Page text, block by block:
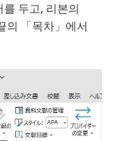
두고, 리본의
의 「목차」에서